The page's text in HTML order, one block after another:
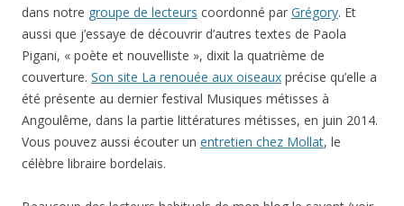
dans notre groupe de lecteurs coordonné par Grégory. Et
aussi que j’essaye de découvrir d’autres textes de Paola
Pigani, « poète et nouvelliste », dixit la quatrième de
couverture. Son site La renouée aux oiseaux précise qu’elle a
été présente au dernier festival Musiques métisses à
Angoulême, dans la partie littératures métisses, en juin 2014.
Vous pouvez aussi écouter un entretien chez Mollat, le
célèbre libraire bordelais.